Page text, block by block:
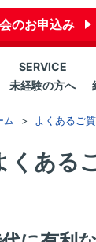
のお申込み
SERVICE
未経験の方へ
ム よくあるご
くある